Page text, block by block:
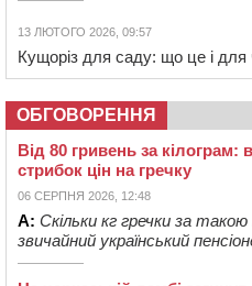
13 ЛЮТОГО 2026, 09:57
Кущоріз для саду: що це і для
ОБГОВОРЕННЯ
Від 80 гривень за кілограм:
стрибок цін на гречку
06 СЕРПНЯ 2026, 12:48
А: Скільки кг гречки за
звичайний український